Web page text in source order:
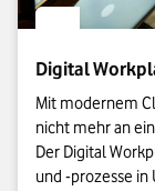
Digital
Mit modernem
nicht mehr an
Der Digital
und -prozesse